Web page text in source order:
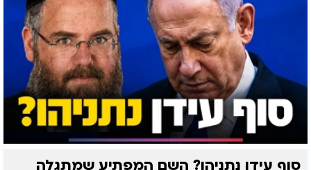
סוף עידן נתניהו? השם המפתיע שמתגלה